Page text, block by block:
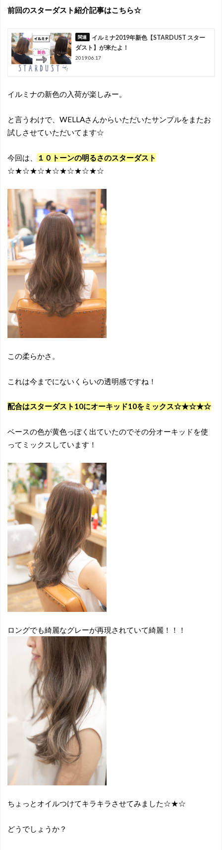
前回のスターダスト紹介記事はこちら☆
イルミナ2019年新色【STARDUST スター
ダスト】が来たよ！
2019.06.17
イルミナの新色の入荷が楽しみー。
と言うわけで、WELLAさんからいただいたサンプルをまたお
試しさせていただいてます☆
今回は、
１０トーンの明るさのスターダスト
☆★☆★☆★☆★☆★☆★☆
この柔らかさ。
これは今までにないくらいの透明感ですね！
配合はスターダスト10にオーキッド10をミックス☆★☆★☆
ベースの色が黄色っぽく出ていたのでその分オーキッドを使
ってミックスしています！
ロングでも綺麗なグレーが再現されていて綺麗！！！
ちょっとオイルつけてキラキラさせてみました☆★☆
どうでしょうか？